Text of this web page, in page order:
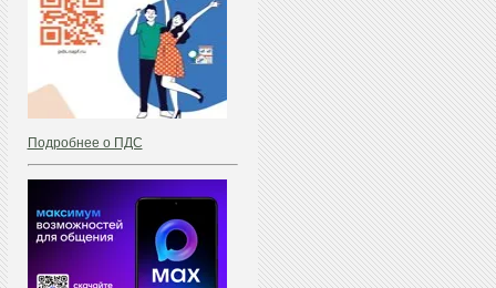
Подробнее о ПДС